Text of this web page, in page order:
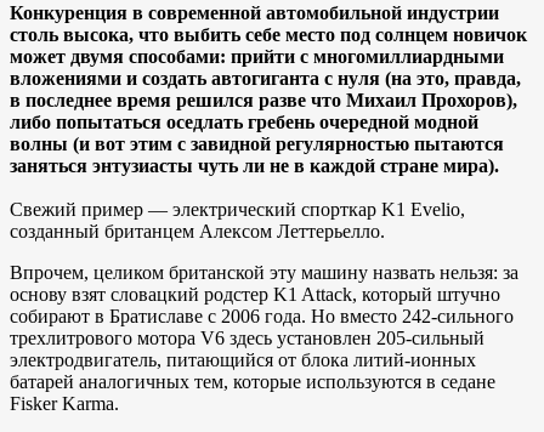
Конкуренция в современной автомобильной индустрии
столь высока, что выбить себе место под солнцем новичок
может двумя способами: прийти с многомиллиардными
вложениями и создать автогиганта с нуля (на это, правда,
в последнее время решился разве что Михаил Прохоров),
либо попытаться оседлать гребень очередной модной
волны (и вот этим с завидной регулярностью пытаются
заняться энтузиасты чуть ли не в каждой стране мира).
Свежий пример — электрический спорткар K1 Evelio,
созданный британцем Алексом Леттерьелло.
Впрочем, целиком британской эту машину назвать нельзя: за
основу взят словацкий родстер K1 Attack, который штучно
собирают в Братиславе с 2006 года. Но вместо 242-сильного
трехлитрового мотора V6 здесь установлен 205-сильный
электродвигатель, питающийся от блока литий-ионных
батарей аналогичных тем, которые используются в седане
Fisker Karma.